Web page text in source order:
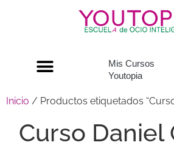
Mis Cursos
Youtopia
Inicio / Productos etiquetados
Curso Daniel